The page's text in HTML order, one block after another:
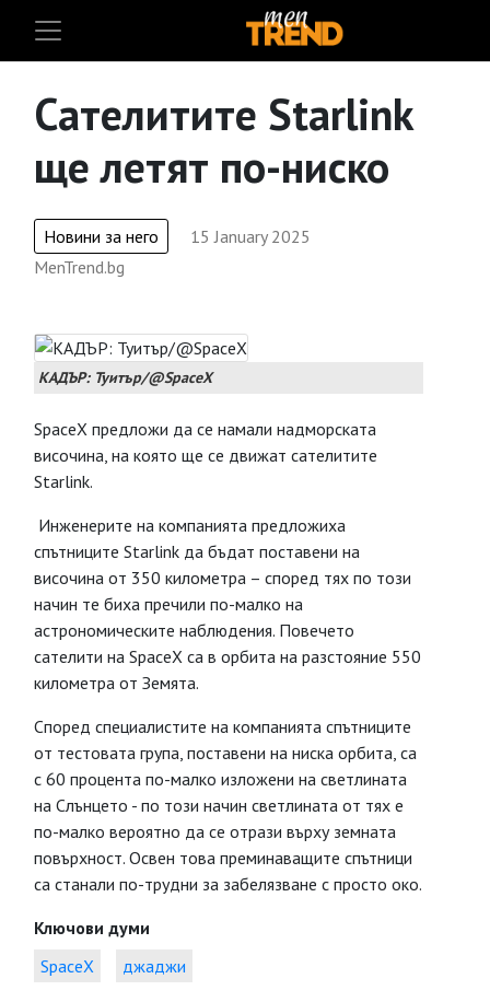
Сателитите Starlink
ще летят по-ниско
Новини за него
15 January 2025
MenTrend.bg
КАДЪР: Туитър/@SpaceX
SpaceX предложи да се намали надморската
височина, на която ще се движат сателитите
Starlink.
Инженерите на компанията предложиха
спътниците Starlink да бъдат поставени на
височина от 350 километра – според тях по този
начин те биха пречили по-малко на
астрономическите наблюдения. Повечето
сателити на SpaceX са в орбита на разстояние 550
километра от Земята.
Според специалистите на компанията спътниците
от тестовата група, поставени на ниска орбита, са
с 60 процента по-малко изложени на светлината
на Слънцето - по този начин светлината от тях е
по-малко вероятно да се отрази върху земната
повърхност. Освен това преминаващите спътници
са станали по-трудни за забелязване с просто око.
Ключови думи
SpaceX
джаджи